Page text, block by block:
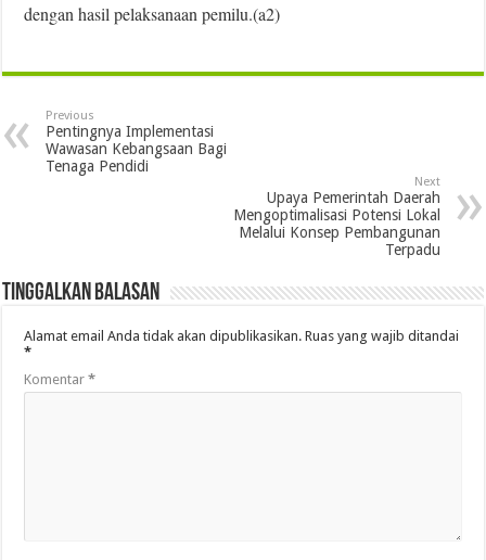
dengan hasil pelaksanaan pemilu.(a2)
Previous
Pentingnya Implementasi
Wawasan Kebangsaan Bagi
Tenaga Pendidi
Next
Upaya Pemerintah Daerah
Mengoptimalisasi Potensi Lokal
Melalui Konsep Pembangunan
Terpadu
Tinggalkan Balasan
Alamat email Anda tidak akan dipublikasikan. Ruas yang wajib ditandai
*
Komentar*